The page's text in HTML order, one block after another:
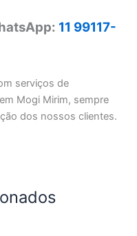
11 99117-
serviços de
Mogi Mirim, sempre
dos nossos clientes.